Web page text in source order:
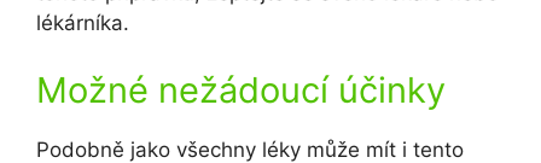
lékárníka.
Možné nežádoucí účinky
Podobně jako všechny léky může mít i tento